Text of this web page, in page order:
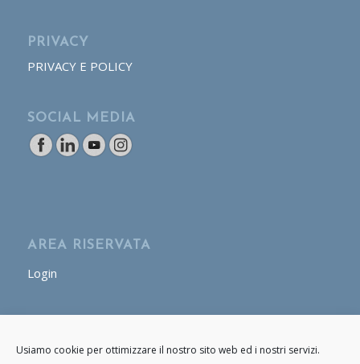
Usiamo cookie per ottimizzare il nostro sito web ed i nostri servizi.
PRIVACY
PRIVACY E POLICY
SOCIAL MEDIA
AREA RISERVATA
Login